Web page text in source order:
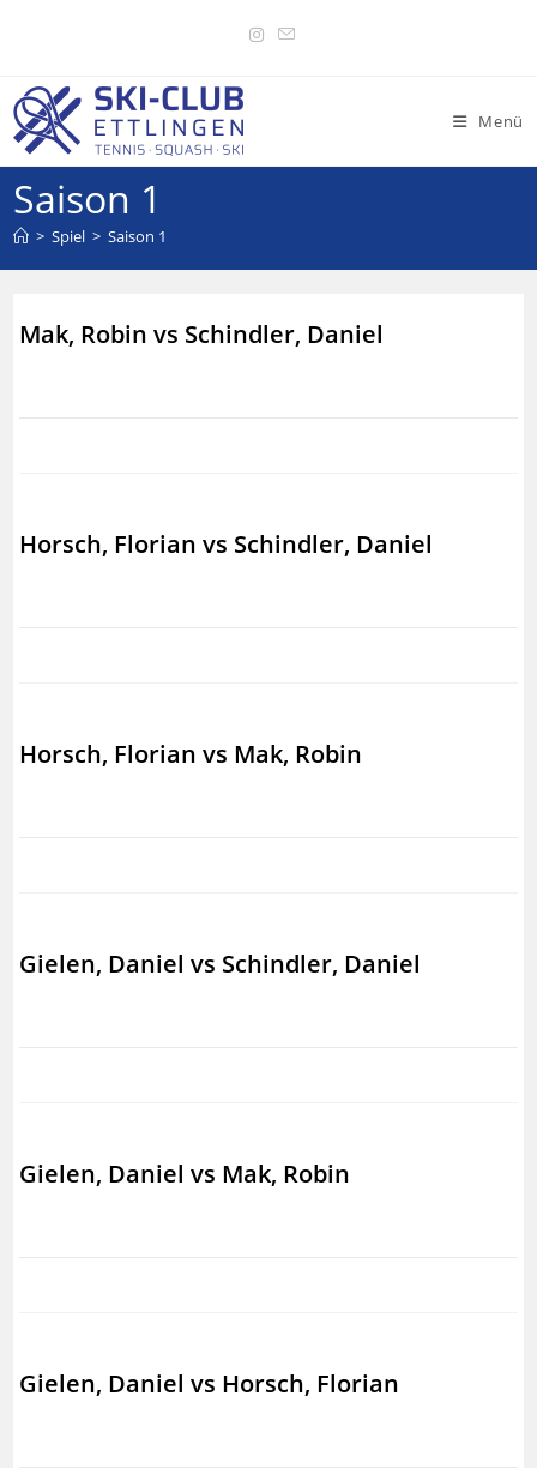
Menü
Saison 1
> Spiel > Saison 1
Mak, Robin vs Schindler, Daniel
Horsch, Florian vs Schindler, Daniel
Horsch, Florian vs Mak, Robin
Gielen, Daniel vs Schindler, Daniel
Gielen, Daniel vs Mak, Robin
Gielen, Daniel vs Horsch, Florian